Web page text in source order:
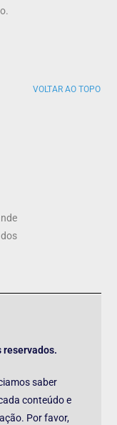
VOLTAR AO TOPO
saber
conteúdo e
Por favor,